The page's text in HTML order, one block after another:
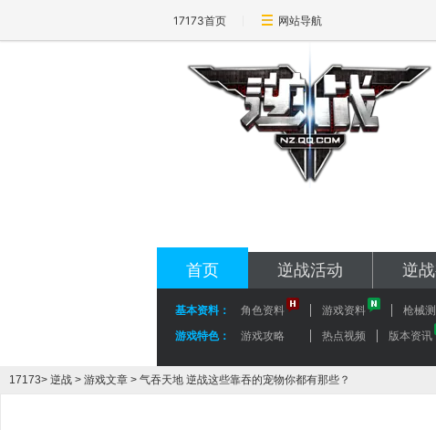
17173首页 网站导航
首页 逆战活动 逆
基本资料： 角色资料 游戏资料 枪械
游戏特色：
游戏攻略 热点视频 版本资讯
17173> 逆战 > 游戏文章 > 气吞天地 逆战这些靠吞的宠物你都有那些？